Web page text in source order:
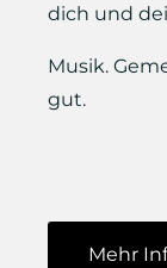
dich und
Musik.
gut.
Mehr